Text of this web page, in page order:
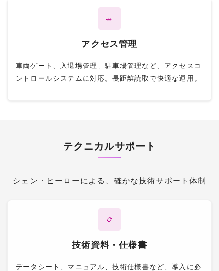
🚗
アクセス管理
車両ゲート、入退場管理、駐車場管理など、アクセスコ
ントロールシステムに対応。長距離読取で快適な運用。
テクニカルサポート
シェン・ヒーローによる、確かな技術サポート体制
📋
技術資料・仕様書
データシート、マニュアル、技術仕様書など、導入に必